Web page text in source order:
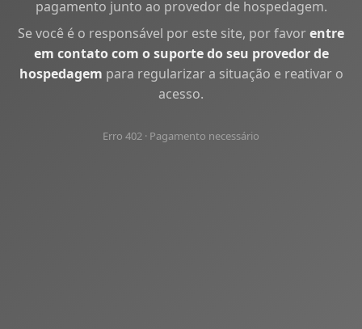
pagamento junto ao provedor de hospedagem.
Se você é o responsável por este site, por favorentre
em contato com o suporte do seu provedor de
hospedagem para regularizar a situação e reativar o
acesso.
Erro 402 · Pagamento necessário